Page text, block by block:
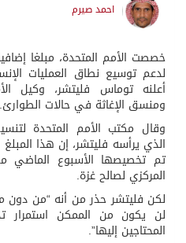
احمد صيرم
لدعم توسيع نطاق العمليات
أعلنه توماس فليتشر، وكيل
ومنسق الإغاثة في حالات الطوارئ.
وقال مكتب الأمم المتحدة
تم تخصيصها الأسبوع الماضي
المركزي لصالح غزة.
لكن فليتشر حذر من أنه “من
لن يكون من الممكن استمرار
المحتاجين إليها”.